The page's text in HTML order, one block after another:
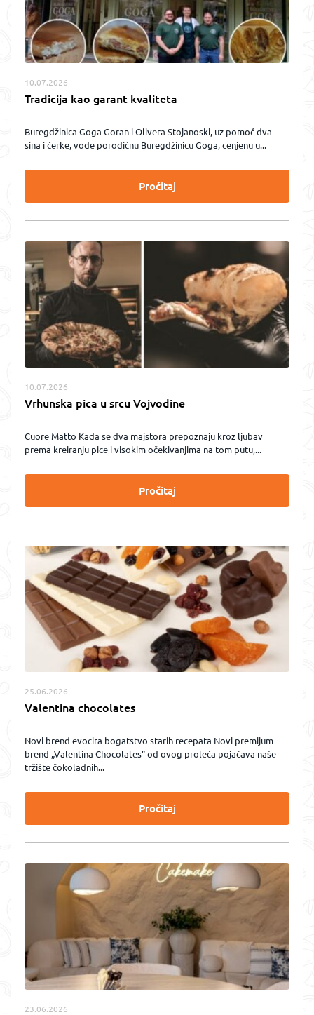
10.07.2026
Tradicija kao garant kvaliteta
Buregdžinica Goga Goran i Olivera Stojanoski, uz pomoć dva
sina i ćerke, vode porodičnu Buregdžinicu Goga, cenjenu u...
Pročitaj
10.07.2026
Vrhunska pica u srcu Vojvodine
Cuore Matto Kada se dva majstora prepoznaju kroz ljubav
prema kreiranju pice i visokim očekivanjima na tom putu,...
Pročitaj
25.06.2026
Valentina chocolates
Novi brend evocira bogatstvo starih recepata Novi premijum
brend „Valentina Chocolates” od ovog proleća pojačava naše
tržište čokoladnih...
Pročitaj
23.06.2026